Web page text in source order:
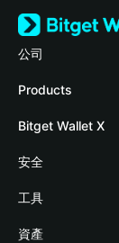
公司
關於 Bitget Wallet
部落格
學院
加密資訊
幫助中心
Products
Crypto Card
Stablecoin Earn
Payfi Crypto
Crypto Swap API
Bitget Wallet X
開發者文件
連接錢包
Bitget Wallet Pay
安全
風險保障基金
安全防護技術
工具
快捷買幣
資產